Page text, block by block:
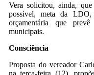
Vera solicitou, ainda,
possível, meta da
orçamentária que
municipais.
Consciência
Proposta do vereador
na terça-feira (12),